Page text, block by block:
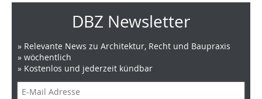
DBZ Newsletter
» Relevante News zu Architektur, Recht und Baupraxis
» wöchentlich
» Kostenlos und jederzeit kündbar